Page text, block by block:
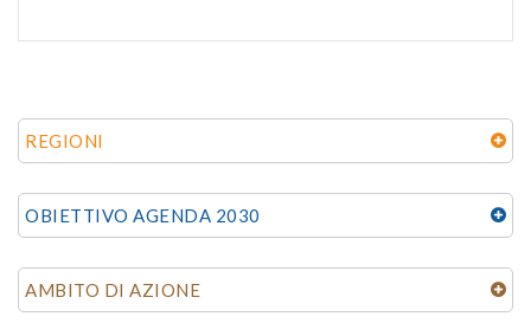
REGIONI
OBIETTIVO AGENDA 2030
AMBITO DI AZIONE